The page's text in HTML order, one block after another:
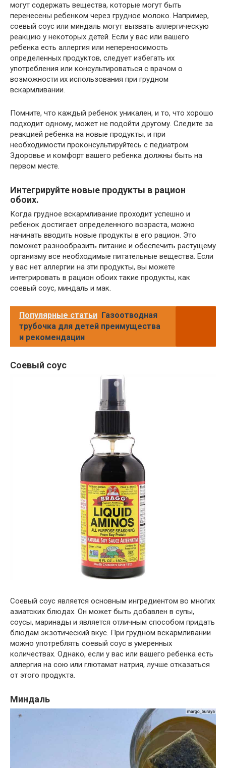
могут содержать вещества, которые могут быть
перенесены ребенком через грудное молоко. Например,
соевый соус или миндаль могут вызвать аллергическую
реакцию у некоторых детей. Если у вас или вашего
ребенка есть аллергия или непереносимость
определенных продуктов, следует избегать их
употребления или консультироваться с врачом о
возможности их использования при грудном
вскармливании.
Помните, что каждый ребенок уникален, и то, что хорошо
подходит одному, может не подойти другому. Следите за
реакцией ребенка на новые продукты, и при
необходимости проконсультируйтесь с педиатром.
Здоровье и комфорт вашего ребенка должны быть на
первом месте.
Интегрируйте новые продукты в рацион
обоих.
Когда грудное вскармливание проходит успешно и
ребенок достигает определенного возраста, можно
начинать вводить новые продукты в его рацион. Это
поможет разнообразить питание и обеспечить растущему
организму все необходимые питательные вещества. Если
у вас нет аллергии на эти продукты, вы можете
интегрировать в рацион обоих такие продукты, как
соевый соус, миндаль и мак.
Популярные статьи Газоотводная
трубочка для детей преимущества
и рекомендации
Соевый соус
Соевый соус является основным ингредиентом во многих
азиатских блюдах. Он может быть добавлен в супы,
соусы, маринады и является отличным способом придать
блюдам экзотический вкус. При грудном вскармливании
можно употреблять соевый соус в умеренных
количествах. Однако, если у вас или вашего ребенка есть
аллергия на сою или глютамат натрия, лучше отказаться
от этого продукта.
Миндаль